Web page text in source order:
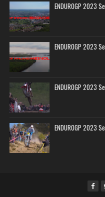
ENDUROGP 2023
ENDUROGP 2023
ENDUROGP 2023
ENDUROGP 2023